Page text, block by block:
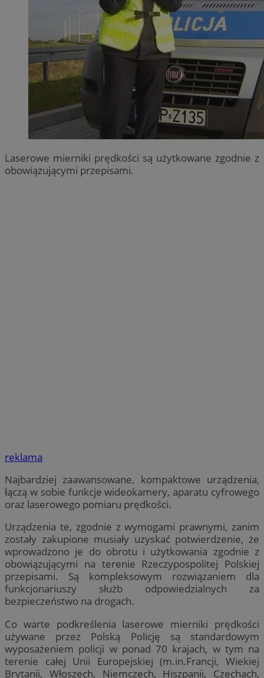
Laserowe mierniki prędkości są użytkowane zgodnie z
obowiązującymi przepisami.
reklama
Najbardziej zaawansowane, kompaktowe urządzenia,
łączą w sobie funkcje wideokamery, aparatu cyfrowego
oraz laserowego pomiaru prędkości.
Urządzenia te, zgodnie z wymogami prawnymi, zanim
zostały zakupione musiały uzyskać potwierdzenie, że
wprowadzono je do obrotu i użytkowania zgodnie z
obowiązującymi na terenie Rzeczypospolitej Polskiej
przepisami. Są kompleksowym rozwiązaniem dla
funkcjonariuszy służb odpowiedzialnych za
bezpieczeństwo na drogach.
Co warte podkreślenia laserowe mierniki prędkości
używane przez Polską Policję są standardowym
wyposażeniem policji w ponad 70 krajach, w tym na
terenie całej Unii Europejskiej (m.in.Francji, Wiekiej
Brytanii, Włoszech, Niemczech, Hiszpanii, Czechach,